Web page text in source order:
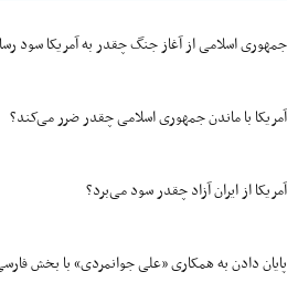
جمهوری اسلامی از آغاز جنگ چقدر به آمریکا سود
آمریکا با ماندن جمهوری اسلامی چقدر ضرر می‌کند؟
آمریکا از ایران آزاد چقدر سود می‌برد؟
پایان دادن به همکاری «علی جوانمردی» با بخش